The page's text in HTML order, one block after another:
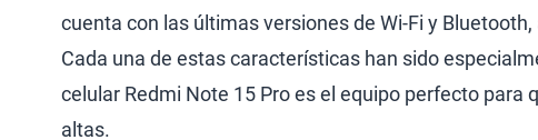
cuenta con las últimas versiones de Wi-Fi y
Cada una de estas características han sido
celular Redmi Note 15 Pro es el equipo perfecto
altas.